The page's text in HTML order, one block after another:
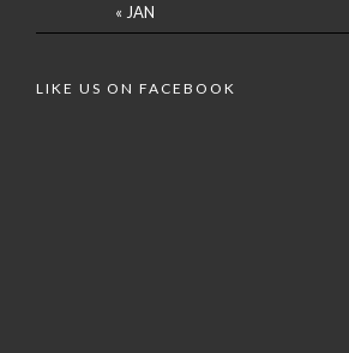
« JAN
LIKE US ON FACEBOOK